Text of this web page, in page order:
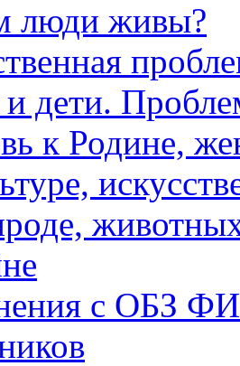
люди живы?
дети.
к Родине,
с ОБЗ